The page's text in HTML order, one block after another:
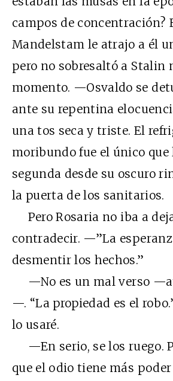
campos de concentración?
Mandelstam le atrajo a él
pero no sobresaltó a Stalin
momento. —Osvaldo se
ante su repentina
una tos seca y triste. El
moribundo fue el único que
segunda desde su oscuro
la puerta de los sanitarios.
Pero Rosaria no iba a
contradecir. —”La
desmentir los hechos.”
—No es un mal verso
—. “La propiedad es el
lo usaré.
—En serio, se los ruego.
que el odio tiene más